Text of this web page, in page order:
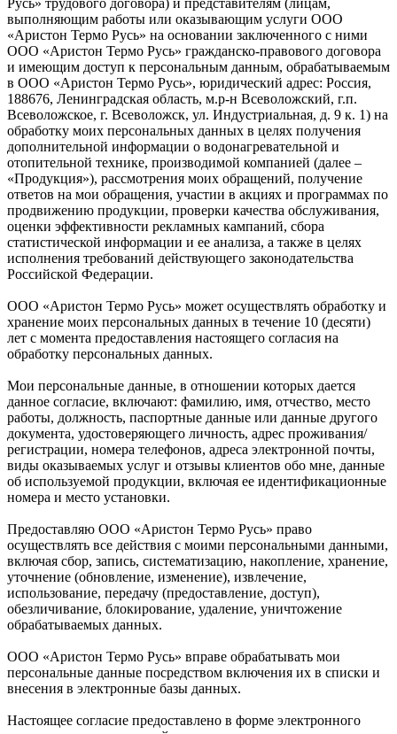
выполняющим работы или оказывающим услуги ООО
«Аристон Термо Русь» на основании заключенного с ними
ООО «Аристон Термо Русь» гражданско-правового договора
и имеющим доступ к персональным данным, обрабатываемым
в ООО «Аристон Термо Русь», юридический адрес: Россия,
188676, Ленинградская область, м.р-н Всеволожский, г.п.
Всеволожское, г. Всеволожск, ул. Индустриальная, д. 9 к. 1) на
обработку моих персональных данных в целях получения
дополнительной информации о водонагревательной и
отопительной технике, производимой компанией (далее –
«Продукция»), рассмотрения моих обращений, получение
ответов на мои обращения, участии в акциях и программах по
продвижению продукции, проверки качества обслуживания,
оценки эффективности рекламных кампаний, сбора
статистической информации и ее анализа, а также в целях
исполнения требований действующего законодательства
Российской Федерации.
ООО «Аристон Термо Русь» может осуществлять обработку и
хранение моих персональных данных в течение 10 (десяти)
лет с момента предоставления настоящего согласия на
обработку персональных данных.
Мои персональные данные, в отношении которых дается
данное согласие, включают: фамилию, имя, отчество, место
работы, должность, паспортные данные или данные другого
документа, удостоверяющего личность, адрес проживания/
регистрации, номера телефонов, адреса электронной почты,
виды оказываемых услуг и отзывы клиентов обо мне, данные
об используемой продукции, включая ее идентификационные
номера и место установки.
Предоставляю ООО «Аристон Термо Русь» право
осуществлять все действия с моими персональными данными,
включая сбор, запись, систематизацию, накопление, хранение,
уточнение (обновление, изменение), извлечение,
использование, передачу (предоставление, доступ),
обезличивание, блокирование, удаление, уничтожение
обрабатываемых данных.
ООО «Аристон Термо Русь» вправе обрабатывать мои
персональные данные посредством включения их в списки и
внесения в электронные базы данных.
Настоящее согласие предоставлено в форме электронного